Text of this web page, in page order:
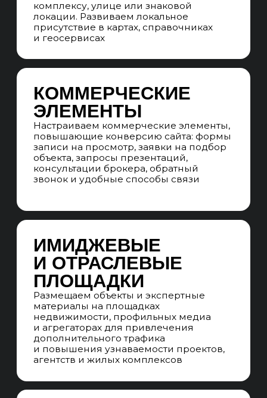
недвижимости. Формируем mindmap
по типам объектов, районам, ЖК,
классу недвижимости, площади
и условиям покупки с отдельными
SEO-страницами под каждый кластер
SEO-СТРАТЕГИЯ
недвижимости на основе аудита,
анализа выдачи, конкурентов
и семантики. Учитываем специфику
объектов, геозависимый спрос,
коммерческие факторы
и конкуренцию с агрегаторами
ТЕХНИЧЕСКИЕ ЗАДАНИЯ
Готовим ТЗ на внедрение изменений
для улучшения индексации
презентаций и интеграции с CRM
и выгрузками объектов
ПРОГНОЗИРОВАНИЕ
ПРОДВИЖЕНИЯ
Прогнозируем результаты
продвижения элитной недвижимости
по 3, 6, 9, 12 месяцам: позиции, трафик,
заявки на подбор, запросы
презентаций, обращения на просмотр
и сделки. Формируем план роста
по районам, ЖК и типам объектов
UNIT-ЭКОНОМИКА
Прогнозируем окупаемость SEO-